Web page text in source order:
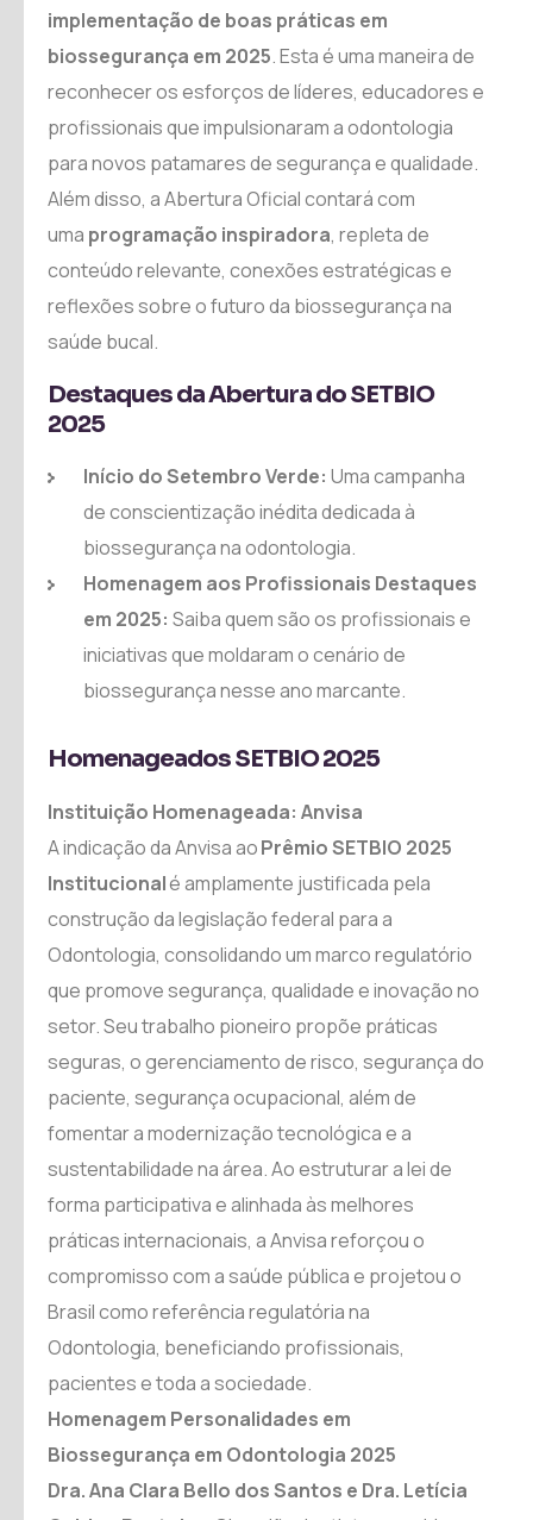
implementação de boas práticas em
biossegurança em 2025. Esta é uma maneira de
reconhecer os esforços de líderes, educadores e
profissionais que impulsionaram a odontologia
para novos patamares de segurança e qualidade.
Além disso, a Abertura Oficial contará com
uma programação inspiradora, repleta de
conteúdo relevante, conexões estratégicas e
reflexões sobre o futuro da biossegurança na
saúde bucal.
Destaques da Abertura do SETBIO
2025
Início do Setembro Verde: Uma campanha
de conscientização inédita dedicada à
biossegurança na odontologia.
Homenagem aos Profissionais Destaques
em 2025: Saiba quem são os profissionais e
iniciativas que moldaram o cenário de
biossegurança nesse ano marcante.
Homenageados SETBIO 2025
Instituição Homenageada: Anvisa
A indicação da Anvisa aoPrêmio SETBIO 2025
Institucionalé amplamente justificada pela
construção da legislação federal para a
Odontologia, consolidando um marco regulatório
que promove segurança, qualidade e inovação no
setor. Seu trabalho pioneiro propõe práticas
seguras, o gerenciamento de risco, segurança do
paciente, segurança ocupacional, além de
fomentar a modernização tecnológica e a
sustentabilidade na área. Ao estruturar a lei de
forma participativa e alinhada às melhores
práticas internacionais, a Anvisa reforçou o
compromisso com a saúde pública e projetou o
Brasil como referência regulatória na
Odontologia, beneficiando profissionais,
pacientes e toda a sociedade.
Homenagem Personalidades em
Biossegurança em Odontologia 2025
Dra. Ana Clara Bello dos Santos e Dra. Letícia